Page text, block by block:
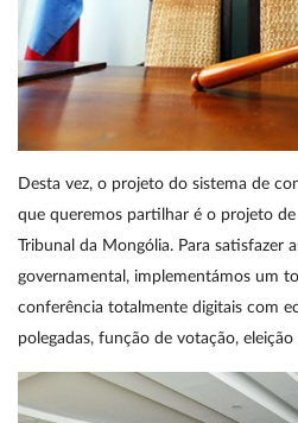
Desta vez, o projeto do sistema de
que queremos partilhar é o projeto
Tribunal da Mongólia. Para satisfazer
governamental, implementámos um
conferência totalmente digitais com
polegadas, função de votação, eleição